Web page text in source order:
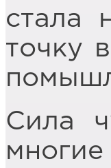
стала
точку
Сила